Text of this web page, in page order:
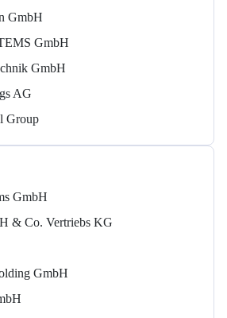
GmbH
GmbH
GmbH
AG
Group
GmbH
& Co. Vertriebs KG
GmbH